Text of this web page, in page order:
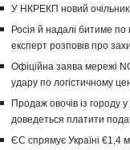
У НКРЕКП новий очільник
Росія й надалі битиме по
експерт розповів про
Офіційна заява мережі
удару по логістичному
Продаж овочів із городу
доведеться платити
ЄС спрямує Україні €1,4